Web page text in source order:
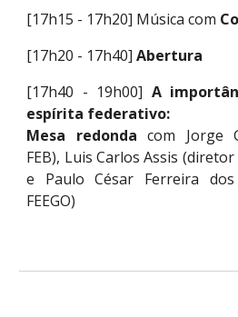
[17h15 - 17h20] Música com
[17h20 - 17h40]Abertura
[17h40 - 19h00] A
espírita federativo:
Mesa redonda com Jorge
FEB), Luis Carlos Assis (diretor
e Paulo César Ferreira
FEEGO)